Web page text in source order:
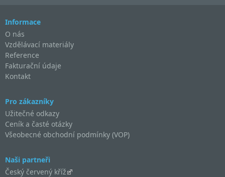
Informace
O nás
Vzdělávací materiály
Reference
Fakturační údaje
Kontakt
Pro zákazníky
Užitečné odkazy
Ceník a časté otázky
Všeobecné obchodní podmínky (VOP)
Naši partneři
Český červený kříž